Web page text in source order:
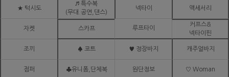
★ 턱시도
♬ 특수복
(무대.공연,댄스)
넥타이 액세서리
자켓 스카프 루프타이
커프스&
넥타이핀
조끼 ♠ 코트 ♥ 정장바지 캐주얼바지
점퍼 ♣유니폼,단체복 원단정보 ♡ Woman